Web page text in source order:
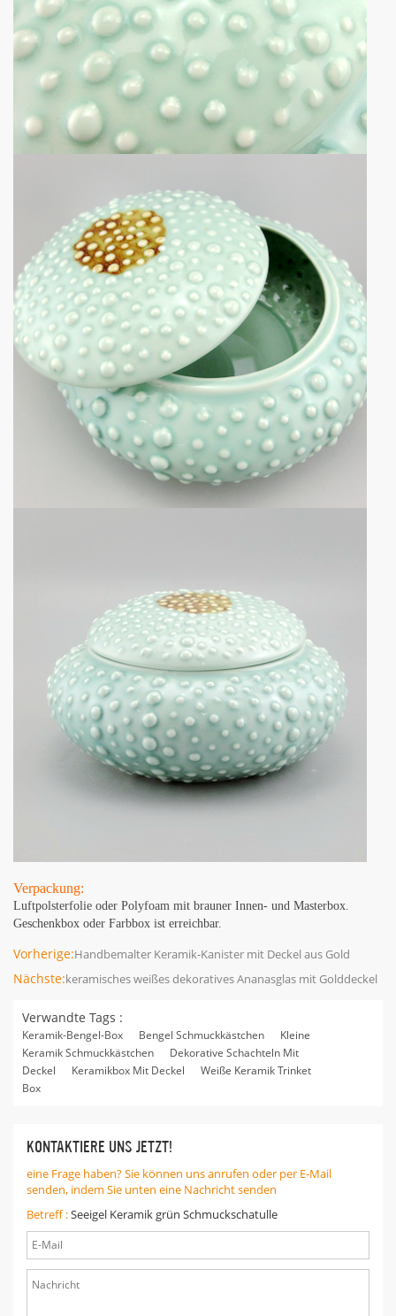
Verpackung:
Luftpolsterfolie oder Polyfoam mit brauner Innen- und Masterbox.
Geschenkbox oder Farbbox ist erreichbar.
Vorherige:Handbemalter Keramik-Kanister mit Deckel aus Gold
Nächste:keramisches weißes dekoratives Ananasglas mit Golddeckel
Verwandte Tags :
Keramik-Bengel-Box Bengel Schmuckkästchen
Kleine
Keramik Schmuckkästchen
Dekorative Schachteln Mit
Deckel
Keramikbox Mit Deckel
Weiße Keramik Trinket
Box
KONTAKTIERE UNS JETZT!
eine Frage haben? Sie können uns anrufen oder per E-Mail
senden, indem Sie unten eine Nachricht senden
Betreff :Seeigel Keramik grün Schmuckschatulle